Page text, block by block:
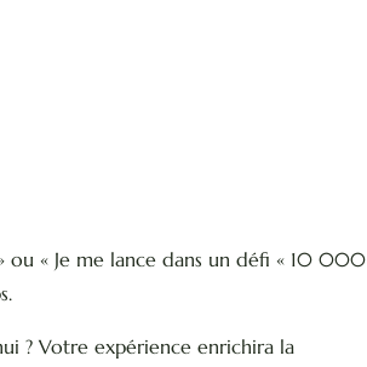
ou « Je me lance dans un défi « 10 000
? Votre expérience enrichira la